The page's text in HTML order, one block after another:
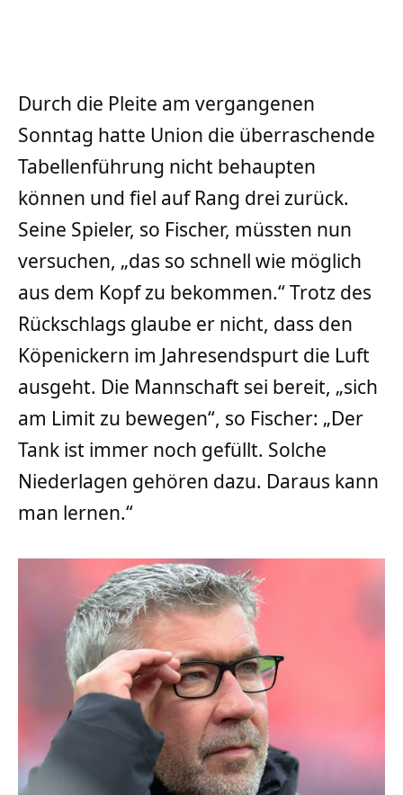
Durch die Pleite am vergangenen
Sonntag hatte Union die überraschende
Tabellenführung nicht behaupten
können und fiel auf Rang drei zurück.
Seine Spieler, so Fischer, müssten nun
versuchen, „das so schnell wie möglich
aus dem Kopf zu bekommen.“ Trotz des
Rückschlags glaube er nicht, dass den
Köpenickern im Jahresendspurt die Luft
ausgeht. Die Mannschaft sei bereit, „sich
am Limit zu bewegen“, so Fischer: „Der
Tank ist immer noch gefüllt. Solche
Niederlagen gehören dazu. Daraus kann
man lernen.“